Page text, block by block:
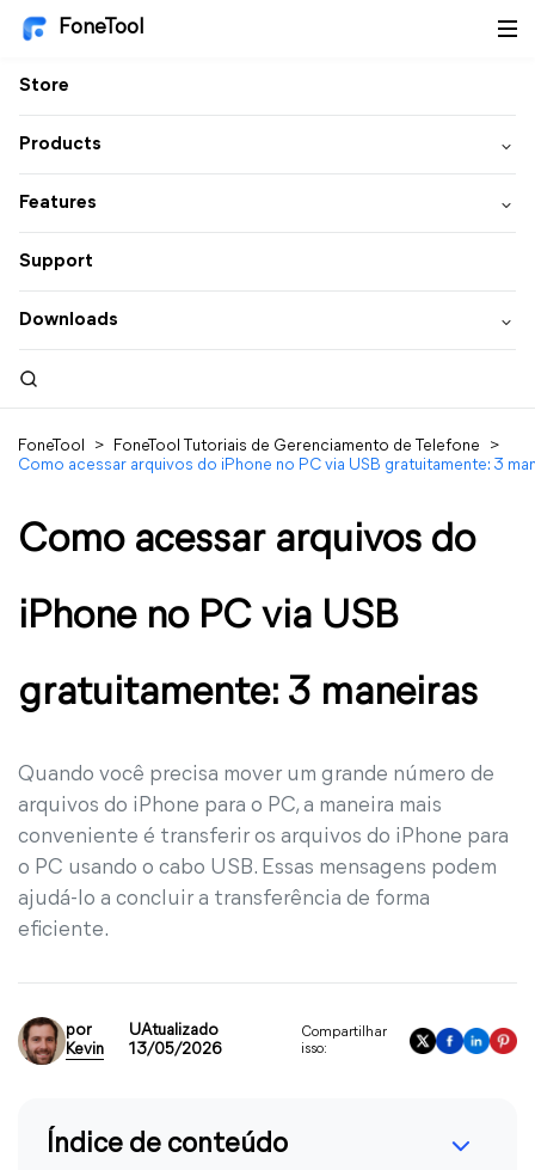
FoneTool
Store
Products
Features
Support
Downloads
FoneTool > FoneTool Tutoriais de Gerenciamento de Telefone
>
Como acessar arquivos do iPhone no PC via USB gratuitamente: 3
Como acessar arquivos do
iPhone no PC via USB
gratuitamente: 3 maneiras
Quando você precisa mover um grande número de
arquivos do iPhone para o PC, a maneira mais
conveniente é transferir os arquivos do iPhone para
o PC usando o cabo USB. Essas mensagens podem
ajudá-lo a concluir a transferência de forma
eficiente.
por
Kevin
UAtualizado
13/05/2026
Compartilhar
isso:
Índice de conteúdo